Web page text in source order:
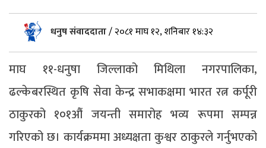
धनुष संवाददाता/२०८१ माघ १२, शनिबार १४:३२
माघ ११-धनुषा जिल्लाको मिथिला नगरपालिका,
ढल्केबरस्थित कृषि सेवा केन्द्र सभाकक्षमा भारत रत्न कर्पूरी
ठाकुरको १०१औं जयन्ती समारोह भव्य रूपमा सम्पन्न
गरिएको छ। कार्यक्रममा अध्यक्षता कुश्वर ठाकुरले गर्नुभएको